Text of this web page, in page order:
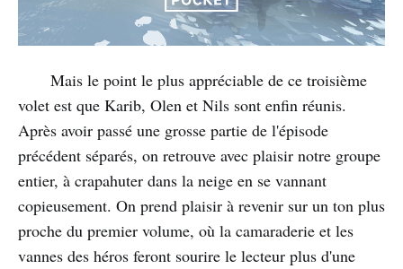
Mais le point le plus appréciable de ce troisième
volet est que Karib, Olen et Nils sont enfin réunis.
Après avoir passé une grosse partie de l'épisode
précédent séparés, on retrouve avec plaisir notre groupe
entier, à crapahuter dans la neige en se vannant
copieusement. On prend plaisir à revenir sur un ton plus
proche du premier volume, où la camaraderie et les
vannes des héros feront sourire le lecteur plus d'une